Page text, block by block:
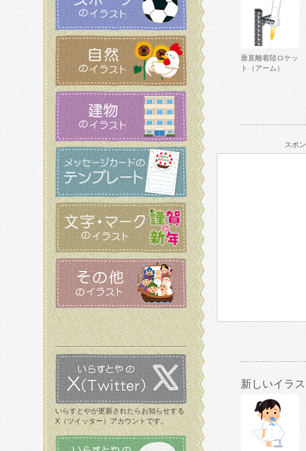
いらすとやが更新されたらお知らせする
X（ツイッター）アカウントです。
垂直離着陸ロケッ
ト（アーム）
スポ
新しいイラス